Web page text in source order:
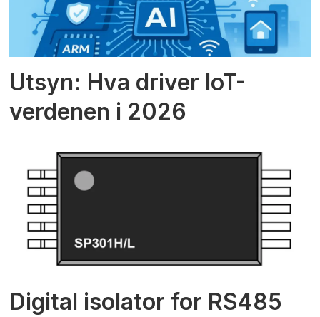
Utsyn: Hva driver IoT-
verdenen i 2026
Digital isolator for RS485